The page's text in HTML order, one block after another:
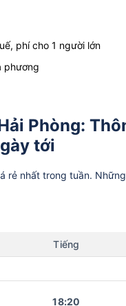
phí cho 1 người lớn
phương
Phòng:
tới
rẻ nhất trong tuần.
Tiếng
18:20